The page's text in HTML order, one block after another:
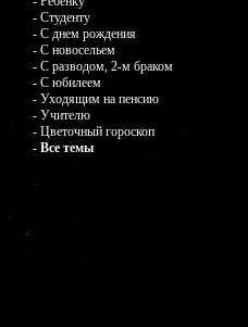
- Студенту
- С днем рождения
- С новосельем
- С разводом, 2-м браком
- С юбилеем
- Уходящим на пенсию
- Учителю
- Цветочный гороскоп
- Все темы